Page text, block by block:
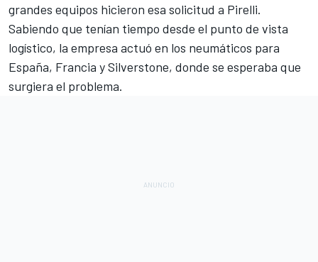
grandes equipos hicieron esa solicitud a Pirelli.
Sabiendo que tenían tiempo desde el punto de vista
logístico, la empresa actuó en los neumáticos para
España, Francia y Silverstone, donde se esperaba que
surgiera el problema.